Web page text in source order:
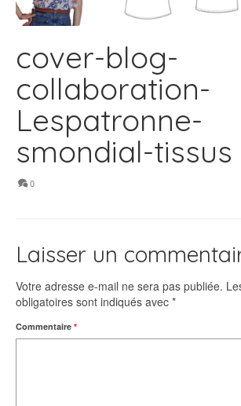
cover-blog-
collaboration-
Lespatronne-
smondial-tissus
0
Laisser un
Votre adresse e-mail ne sera pas publiée.
obligatoires sont indiqués avec *
Commentaire *